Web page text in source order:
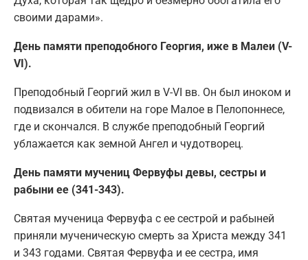
своими дарами».
День памяти преподобного Георгия, иже в Малеи (V-
VI).
Преподобный Георгий жил в V-VI вв. Он был иноком и
подвизался в обители на горе Малое в Пелопоннесе,
где и скончался. В службе преподобный Георгий
ублажается как земной Ангел и чудотворец.
День памяти мучениц Фервуфы девы, сестры и
рабыни ее (341-343).
Святая мученица Фервуфа с ее сестрой и рабыней
приняли мученическую смерть за Христа между 341
и 343 годами. Святая Фервуфа и ее сестра, имя